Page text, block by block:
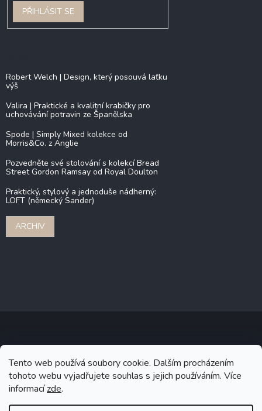
Tento web používá soubory cookie. Dalším procházením
tohoto webu vyjadřujete souhlas s jejich používáním. Více
informacízde.
PŘIHLÁSIT SE
Robert Welch | Design, který posouvá laťku
výš
Valira | Praktické a kvalitní krabičky pro
uchovávání potravin ze Španělska
Spode | Simply Mixed kolekce od
Morris&Co. z Anglie
Pozvedněte své stolování s kolekcí Bread
Street Gordon Ramsay od Royal Doulton
Praktický, stylový a jednoduše nádherný:
LOFT (německý Sander)
ARCHIV
Copyright 2026 Stonebridge . Všechna práva vyhrazena. Upravit
nastavení cookies
Grafický návrh vytvořil a na Shoptet implementoval
Shoptetak.cz.